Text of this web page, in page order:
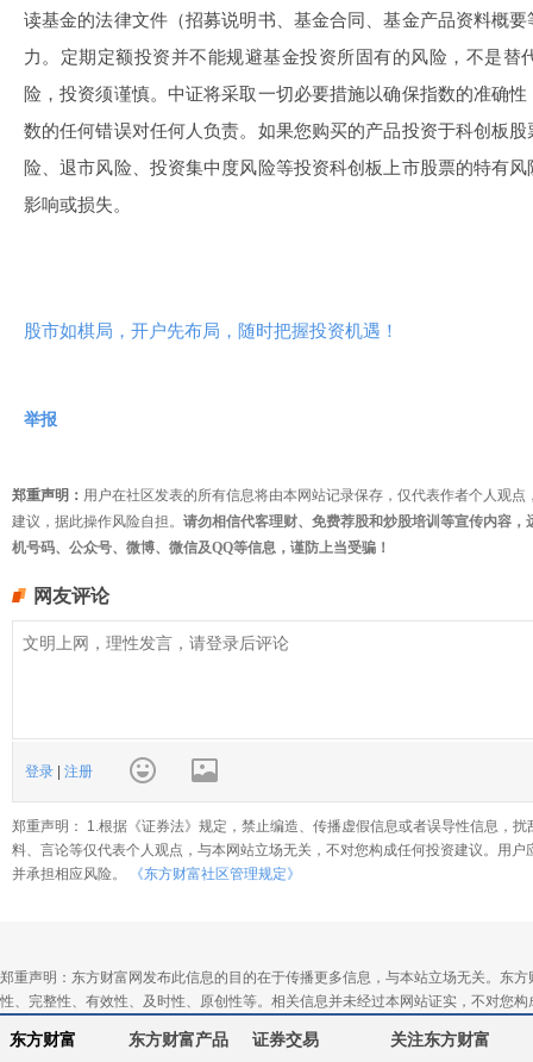
读基金的法律文件（招募说明书、基金合同、基金产品资料概
力。定期定额投资并不能规避基金投资所固有的风险，不是替
险，投资须谨慎。中证将采取一切必要措施以确保指数的准确
数的任何错误对任何人负责。如果您购买的产品投资于科创板
险、退市风险、投资集中度风险等投资科创板上市股票的特有
影响或损失。
股市如棋局，开户先布局，随时把握投资机遇！
举报
郑重声明： 用户在社区发表的所有信息将由本网站记录保存，仅代表作者个人观
建议，据此操作风险自担。 请勿相信代客理财、免费荐股和炒股培训等宣传内容
机号码、公众号、微博、微信及QQ等信息，谨防上当受骗！
网友评论
登录 注册
郑重声明： 1.根据《证券法》规定，禁止编造、传播虚假信息或者误导性信息，
料、言论等仅代表个人观点，与本网站立场无关，不对您构成任何投资建议。用
并承担相应风险。
《东方财富社区管理规定》
郑重声明：东方财富网发布此信息的目的在于传播更多信息，与本站立场无关。东
性、完整性、有效性、及时性、原创性等。相关信息并未经过本网站证实，不对您
东方财富 东方财富产品 证券交易 关注东方财富